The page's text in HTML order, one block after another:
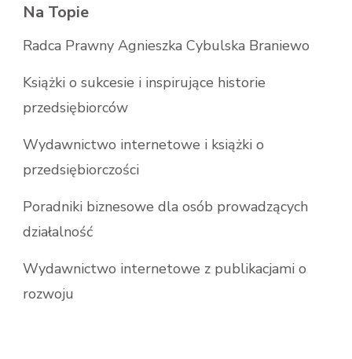
Na Topie
Radca Prawny Agnieszka Cybulska Braniewo
Książki o sukcesie i inspirujące historie
przedsiębiorców
Wydawnictwo internetowe i książki o
przedsiębiorczości
Poradniki biznesowe dla osób prowadzących
działalność
Wydawnictwo internetowe z publikacjami o
rozwoju